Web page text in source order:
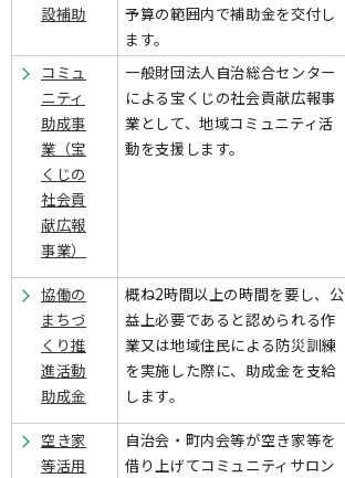
設補助
予算の範囲内で補助金を交付し
ます。
コミュ
ニティ
助成事
業（宝
くじの
社会貢
献広報
事業）
一般財団法人自治総合センター
による宝くじの社会貢献広報事
業として、地域コミュニティ活
動を支援します。
協働の
まちづ
くり推
進活動
助成金
概ね2時間以上の時間を要し、公
益上必要であると認められる作
業又は地域住民による防災訓練
を実施した際に、助成金を支給
します。
空き家
等活用
自治会・町内会等が空き家等を
借り上げてコミュニティサロン